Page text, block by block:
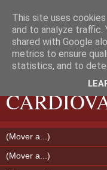
This site uses
and to analyze traffic.
shared with Google
metrics to ensure
statistics, and to